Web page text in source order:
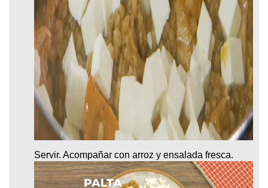
Servir. Acompañar con arroz y ensalada fresca.